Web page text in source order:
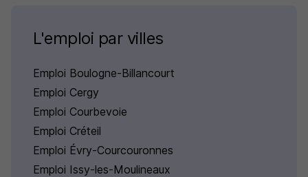
L'emploi par villes
Emploi Boulogne-Billancourt
Emploi Cergy
Emploi Courbevoie
Emploi Créteil
Emploi Évry-Courcouronnes
Emploi Issy-les-Moulineaux